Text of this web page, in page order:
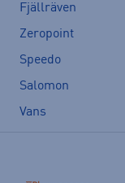
Fjällräven
Zeropoint
Speedo
Salomon
Vans